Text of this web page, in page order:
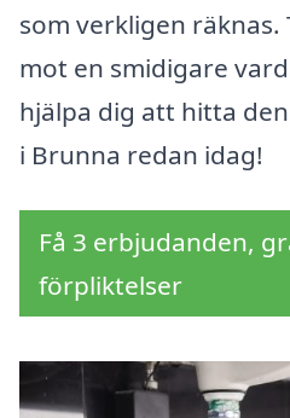
som verkligen räknas.
mot en smidigare
hjälpa dig att hitta
i Brunna redan idag!
Få 3 erbjudanden,
förpliktelser